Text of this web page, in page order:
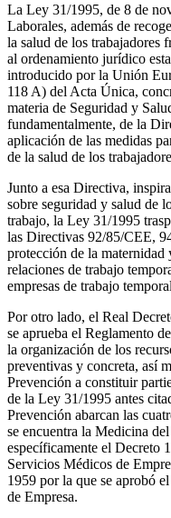
La Ley 31/1995, de 8 de
Laborales, además de
la salud de los trabajadores
al ordenamiento jurídico
introducido por la Unión
118 A) del Acta Única,
materia de Seguridad y
fundamentalmente, de la
aplicación de las medidas
de la salud de los
Junto a esa Directiva,
sobre seguridad y salud de
trabajo, la Ley 31/1995
las Directivas 92/85/CEE,
protección de la maternidad
relaciones de trabajo
empresas de trabajo
Por otro lado, el Real
se aprueba el Reglamento
la organización de los
preventivas y concreta, así
Prevención a constituir
de la Ley 31/1995 antes
Prevención abarcan las
se encuentra la Medicina
específicamente el Decreto
Servicios Médicos de
1959 por la que se aprobó
de Empresa.